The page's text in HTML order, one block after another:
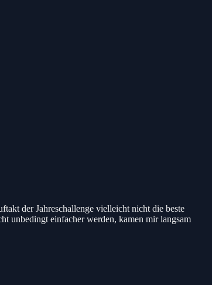
der Jahreschallenge vielleicht nicht die beste
unbedingt einfacher werden, kamen mir langsam